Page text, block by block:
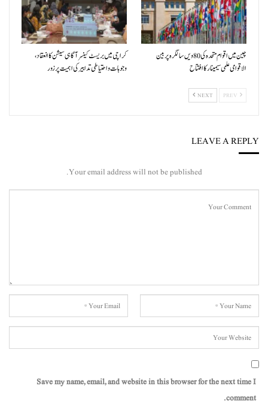
چین میں اقوام متحدہ کی 80ویں سالگرہ پر بین
الاقوامی علمی سیمینار کا افتتاح
کراچی میں بریسٹ کینسر آگاہی سیشن کا انعقاد،
وجوہات و احتیاطی تدابیر کی اہمیت پر زور
NEXT
LEAVE A REPLY
Your email address will not be published.
Save my name, email, and website in this browser for the next time I
comment.